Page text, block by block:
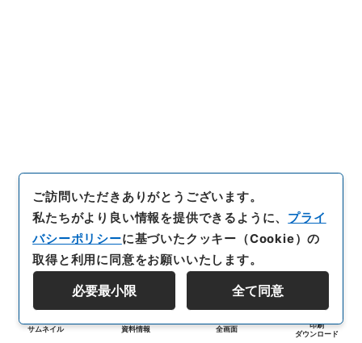
サムネイル 資料情報 全画面
印刷
ダウンロード
ご訪問いただきありがとうございます。
私たちがより良い情報を提供できるように、 プライ
バシーポリシーに基づいたクッキー（Cookie）の
取得と利用に同意をお願いいたします。
必要最小限 全て同意